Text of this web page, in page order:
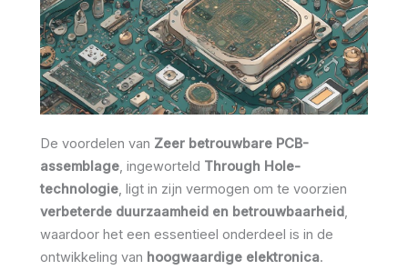
De voordelen van Zeer betrouwbare PCB-
assemblage, ingeworteld Through Hole-
technologie, ligt in zijn vermogen om te voorzien
verbeterde duurzaamheid en betrouwbaarheid,
waardoor het een essentieel onderdeel is in de
ontwikkeling van hoogwaardige elektronica.